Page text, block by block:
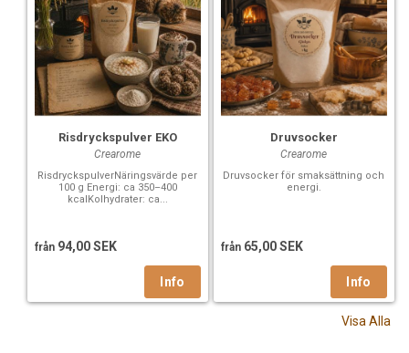
Risdryckspulver EKO
Crearome
RisdryckspulverNäringsvärde per
100 g Energi: ca 350–400
kcalKolhydrater: ca...
från 94,00 SEK
Druvsocker
Crearome
Druvsocker för smaksättning och
energi.
från 65,00 SEK
Visa Alla